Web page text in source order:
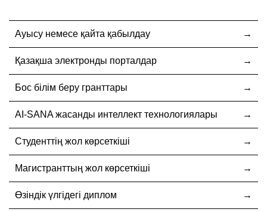
Ауысу немесе қайта қабылдау
Қазақша электронды порталдар
Бос білім беру гранттары
AI-SANA жасанды интеллект технологиялары
Студенттің жол көрсеткіші
Магистранттың жол көрсеткіші
Өзіндік үлгідегі диплом